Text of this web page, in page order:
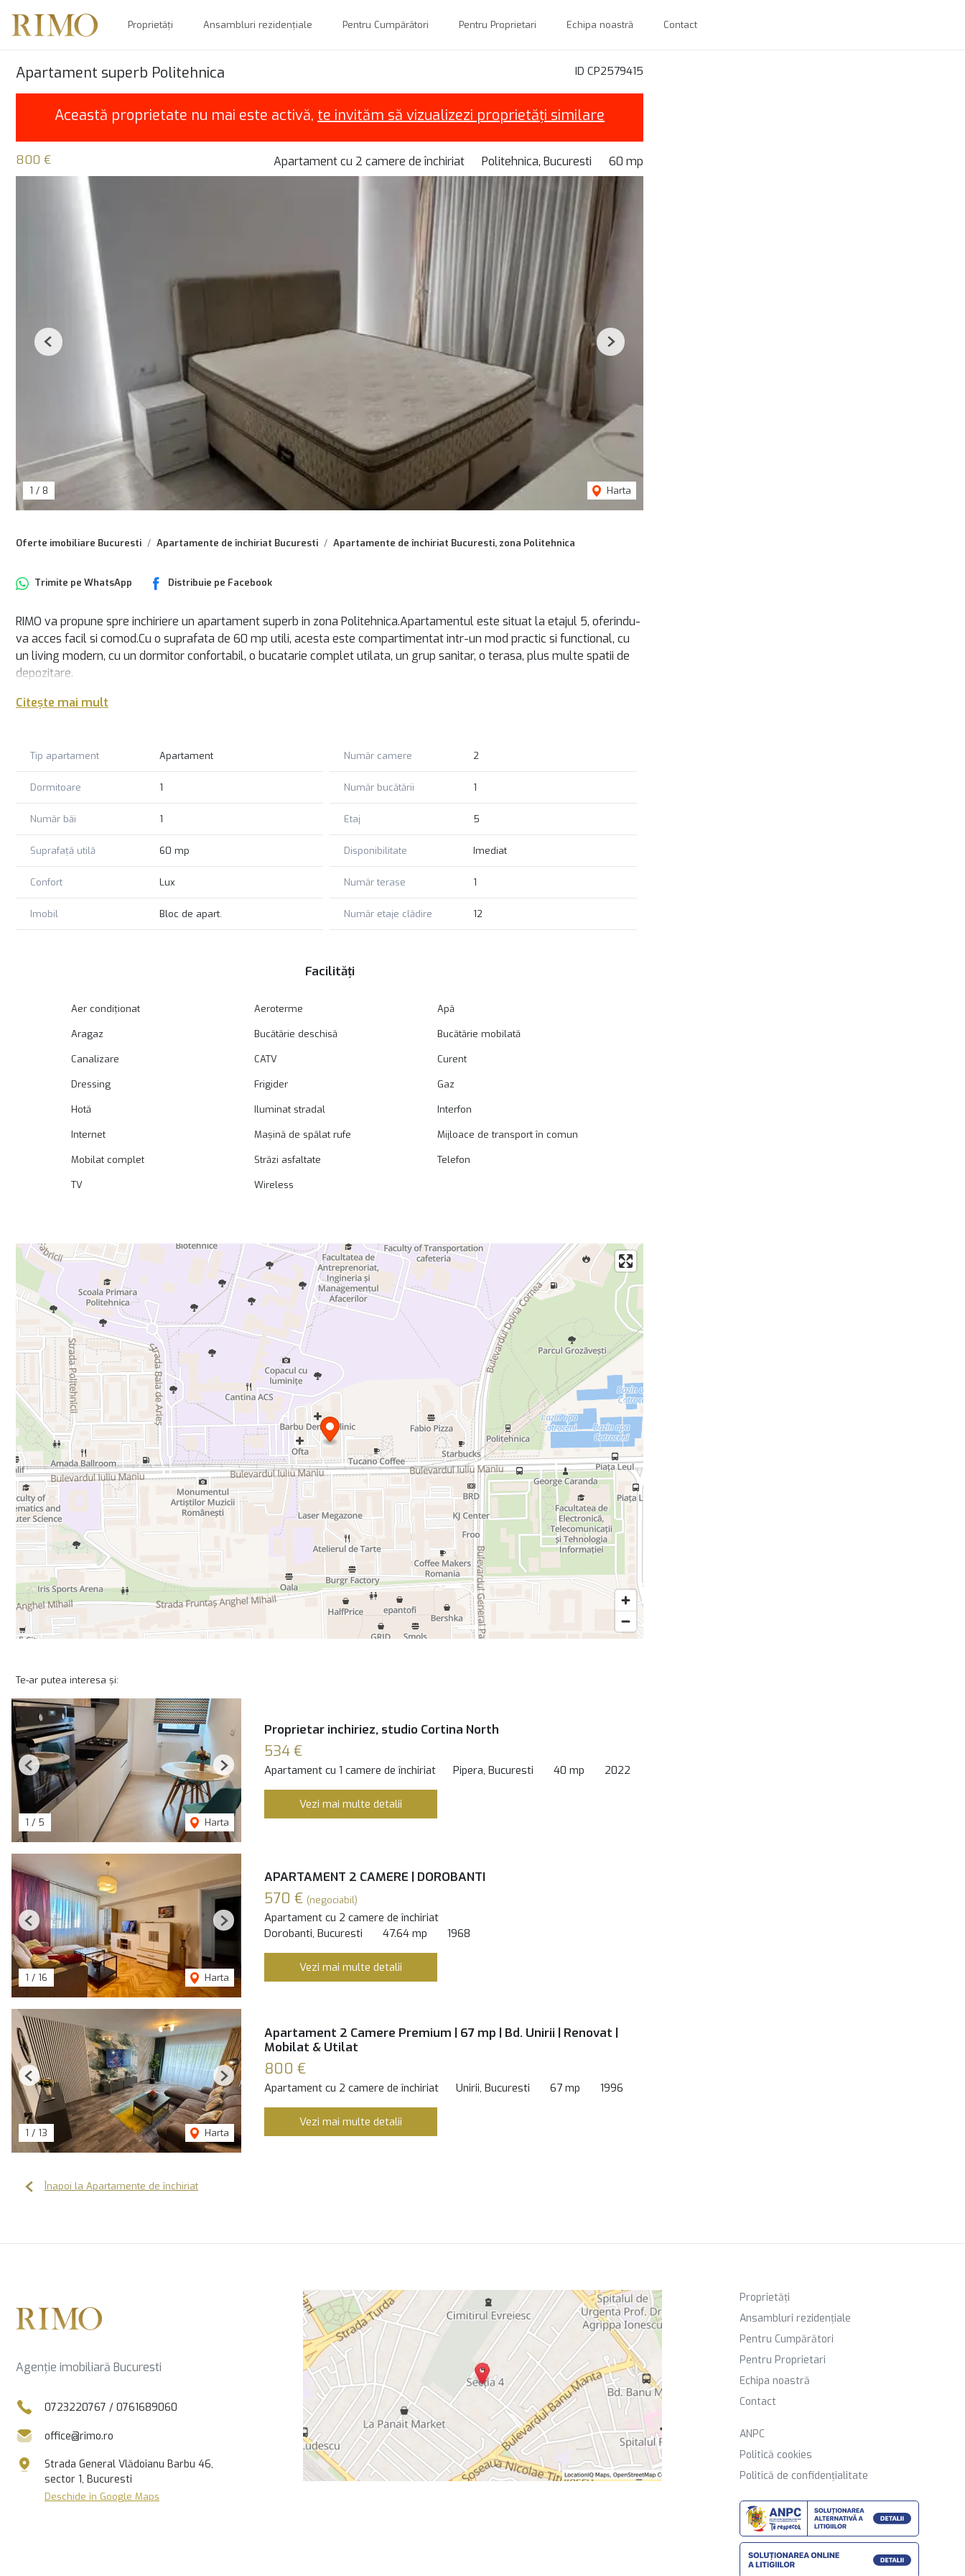
Proprietăți Ansambluri rezidențiale Pentru Cumpărători Pentru Proprietari Echipa noastră Contact
ID CP2579415
Apartament superb Politehnica
Această proprietate nu mai este activă, te invităm să vizualizezi proprietăți similare
800 € Apartament cu 2 camere de închiriat Politehnica, Bucuresti 60 mp
1 / 8 Harta
Previous Next
Oferte imobiliare Bucuresti Apartamente de închiriat Bucuresti Apartamente de închiriat Bucuresti, zona Politehnica
Trimite pe WhatsApp Distribuie pe Facebook
RIMO va propune spre inchiriere un apartament superb in zona Politehnica.Apartamentul este situat la etajul 5, oferindu-
va acces facil si comod.Cu o suprafata de 60 mp utili, acesta este compartimentat intr-un mod practic si functional, cu
un living modern, cu un dormitor confortabil, o bucatarie complet utilata, un grup sanitar, o terasa, plus multe spatii de
depozitare.
Pentru mai multe detalii și pentru a programa o vizionare, nu ezitați să ne contactați. Echipa RIMO vă stă la dispoziție cu
Citește mai mult
Tip apartament Apartament Număr camere 2
Dormitoare 1 Număr bucătării 1
Număr băi 1 Etaj 5
Suprafață utilă 60 mp Disponibilitate Imediat
Confort Lux Număr terase 1
Imobil Bloc de apart. Număr etaje clădire 12
Facilități
Aer condiționat Aeroterme Apă
Aragaz Bucătărie deschisă Bucătărie mobilată
Canalizare CATV Curent
Dressing Frigider Gaz
Hotă Iluminat stradal Interfon
Internet Mașină de spălat rufe Mijloace de transport în comun
Mobilat complet Străzi asfaltate Telefon
TV Wireless
Te-ar putea interesa și:
1 / 5 Harta
Previous Next
Proprietar inchiriez, studio Cortina North
534 €
Apartament cu 1 camere de închiriat Pipera, Bucuresti 40 mp 2022
Vezi mai multe detalii
1 / 16 Harta
Previous Next
APARTAMENT 2 CAMERE | DOROBANTI
570 € (negociabil)
Apartament cu 2 camere de închiriat
Dorobanti, Bucuresti
47.64 mp 1968
Vezi mai multe detalii
1 / 13 Harta
Previous Next
Apartament 2 Camere Premium | 67 mp | Bd. Unirii | Renovat |
Mobilat & Utilat
800 €
Apartament cu 2 camere de închiriat Unirii, Bucuresti 67 mp 1996
Vezi mai multe detalii
Înapoi la Apartamente de închiriat
Agenție imobiliară Bucuresti
0723220767 / 0761689060
office@rimo.ro
Strada General Vlădoianu Barbu 46,
sector 1, Bucuresti
Deschide în Google Maps
Proprietăți
Ansambluri rezidențiale
Pentru Cumpărători
Pentru Proprietari
Echipa noastră
Contact
ANPC
Politică cookies
Politică de confidențialitate